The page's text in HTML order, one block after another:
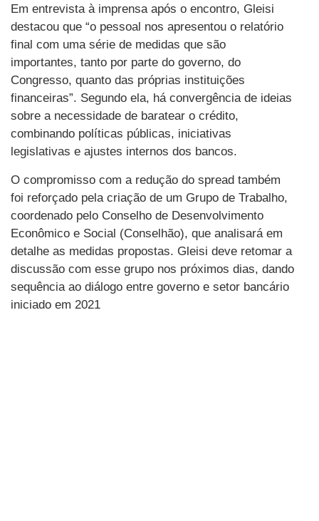
Em entrevista à imprensa após o encontro, Gleisi
destacou que “o pessoal nos apresentou o relatório
final com uma série de medidas que são
importantes, tanto por parte do governo, do
Congresso, quanto das próprias instituições
financeiras”. Segundo ela, há convergência de ideias
sobre a necessidade de baratear o crédito,
combinando políticas públicas, iniciativas
legislativas e ajustes internos dos bancos.
O compromisso com a redução do spread também
foi reforçado pela criação de um Grupo de Trabalho,
coordenado pelo Conselho de Desenvolvimento
Econômico e Social (Conselhão), que analisará em
detalhe as medidas propostas. Gleisi deve retomar a
discussão com esse grupo nos próximos dias, dando
sequência ao diálogo entre governo e setor bancário
iniciado em 2021